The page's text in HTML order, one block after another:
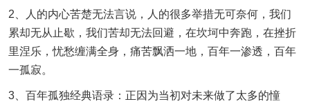
2、人的内心苦楚无法言说，人的很多举措无可奈何，我们
累却无从止歇，我们苦却无法回避，在坎坷中奔跑，在挫折
里涅乐，忧愁缠满全身，痛苦飘洒一地，百年一渗透，百年
一孤寂。
3、百年孤独经典语录：正因为当初对未来做了太多的憧